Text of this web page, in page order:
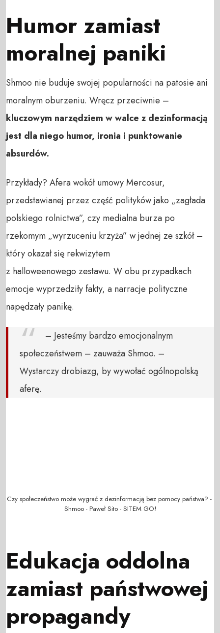
Humor zamiast
moralnej paniki
Shmoo nie buduje swojej popularności na patosie ani
moralnym oburzeniu. Wręcz przeciwnie –
kluczowym narzędziem w walce z dezinformacją
jest dla niego humor, ironia i punktowanie
absurdów.
Przykłady? Afera wokół umowy Mercosur,
przedstawianej przez część polityków jako „zagłada
polskiego rolnictwa”, czy medialna burza po
rzekomym „wyrzuceniu krzyża” w jednej ze szkół –
który okazał się rekwizytem
z halloweenowego zestawu. W obu przypadkach
emocje wyprzedziły fakty, a narracje polityczne
napędzały panikę.
– Jesteśmy bardzo emocjonalnym
społeczeństwem – zauważa Shmoo. –
Wystarczy drobiazg, by wywołać ogólnopolską
aferę.
Czy społeczeństwo może wygrać z dezinformacją bez pomocy państwa? -
Shmoo - Paweł Sito - SITEM GO!
Edukacja oddolna
zamiast państwowej
propagandy